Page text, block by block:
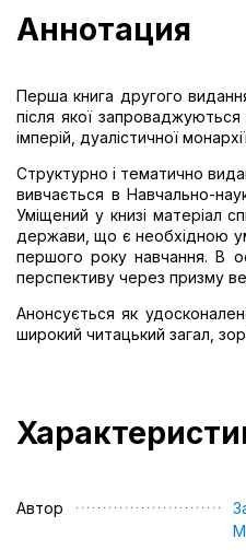
Аннотация
Перша книга другого
після якої запроваджуються
імперій, дуалістичної
Структурно і тематично
вивчається в Навчально-
Уміщений у книзі матеріал
держави, що є необхідною
першого року навчання. В
перспективу через призму
Анонсується як
широкий читацький загал,
Автор